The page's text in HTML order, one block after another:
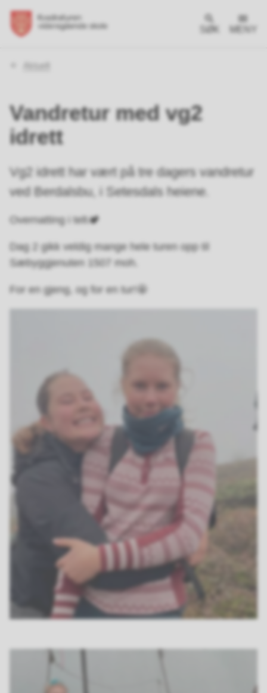
SØK MENY
Aktuelt
Vandretur med vg2
idrett
Vg2 idrett har vært på tre dagers vandretur
ved Berdalsbu, i Setesdals heiene.
Overnatting i telt🏕️
Dag 2 gikk veldig mange hele turen opp til
Sæbyggjenuten 1507 moh.
For en gjeng, og for en tur!🤩